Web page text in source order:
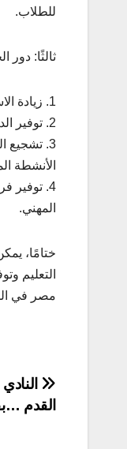
للطلاب.
ثالثًا: دور
1. زيادة الاستثمار في التعليم: يمكن للحكومة زيادة الاستثمار في التعليم لتحسين الموارد والبنية التحتية للمدارس.
2. توفير الدعم للمعلمين: يمكن للحكومة توفير الدعم للمعلمين، بما في ذلك التدريب والتنمية المهنية.
3. تشجيع
الأنشطة
4. توفير
المهني.
ختامًا،
التعليم
مصر في
تصفّح
القدم